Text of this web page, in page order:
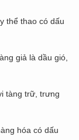
thể thao có dấu
giả là dầu gió,
tàng trữ, trưng
hóa có dấu